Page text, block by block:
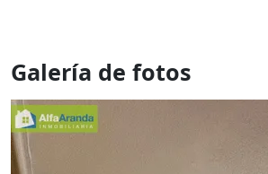
Galería de fotos